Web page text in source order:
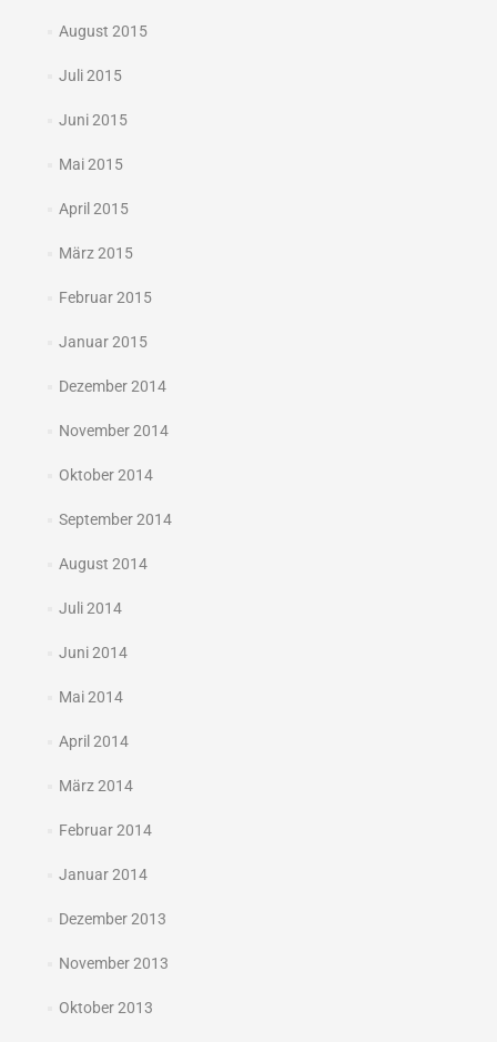
August 2015
Juli 2015
Juni 2015
Mai 2015
April 2015
März 2015
Februar 2015
Januar 2015
Dezember 2014
November 2014
Oktober 2014
September 2014
August 2014
Juli 2014
Juni 2014
Mai 2014
April 2014
März 2014
Februar 2014
Januar 2014
Dezember 2013
November 2013
Oktober 2013